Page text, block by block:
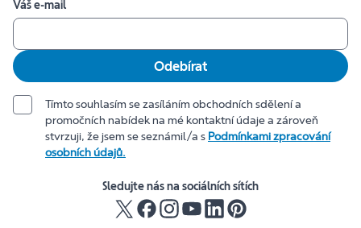
Váš e-mail
Odebírat
Tímto souhlasím se zasíláním obchodních sdělení a
promočních nabídek na mé kontaktní údaje a zároveň
stvrzuji, že jsem se seznámil/a s Podmínkami zpracování
osobních údajů.
Sledujte nás na sociálních sítích